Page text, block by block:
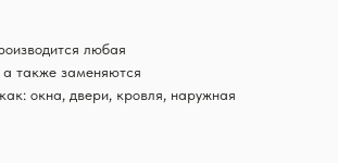
любая
также заменяются
окна, двери, кровля, наружная